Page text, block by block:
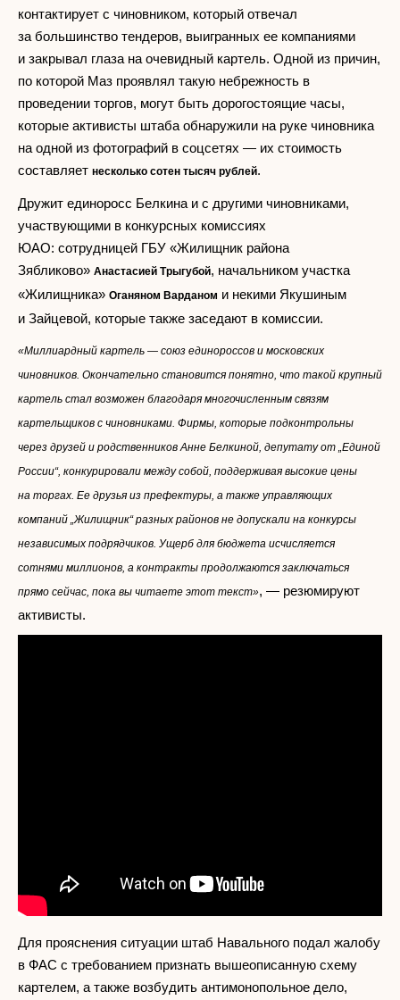
контактирует с чиновником, который отвечал
за большинство тендеров, выигранных ее компаниями
и закрывал глаза на очевидный картель. Одной из причин,
по которой Маз проявлял такую небрежность в
проведении торгов, могут быть дорогостоящие часы,
которые активисты штаба обнаружили на руке чиновника
на одной из фотографий в соцсетях — их стоимость
составляет несколько сотен тысяч рублей.
Дружит единоросс Белкина и с другими чиновниками,
участвующими в конкурсных комиссиях
ЮАО: сотрудницей ГБУ «Жилищник района
Зябликово» Анастасией Трыгубой, начальником участка
«Жилищника» Оганяном Варданом и некими Якушиным
и Зайцевой, которые также заседают в комиссии.
«Миллиардный картель — союз единороссов и московских
чиновников. Окончательно становится понятно, что такой крупный
картель стал возможен благодаря многочисленным связям
картельщиков с чиновниками. Фирмы, которые подконтрольны
через друзей и родственников Анне Белкиной, депутату от „Единой
России“, конкурировали между собой, поддерживая высокие цены
на торгах. Ее друзья из префектуры, а также управляющих
компаний „Жилищник“ разных районов не допускали на конкурсы
независимых подрядчиков. Ущерб для бюджета исчисляется
сотнями миллионов, а контракты продолжаются заключаться
прямо сейчас, пока вы читаете этот текст», — резюмируют
активисты.
Для прояснения ситуации штаб Навального подал жалобу
в ФАС с требованием признать вышеописанную схему
картелем, а также возбудить антимонопольное дело,